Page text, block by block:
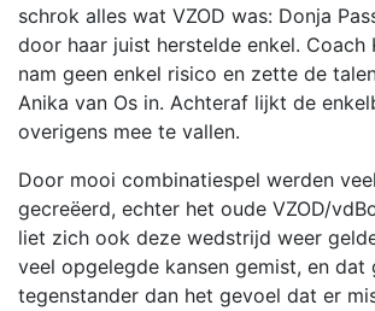
schrok alles wat VZOD was: Donja
door haar juist herstelde enkel. Coach
nam geen enkel risico en zette de
Anika van Os in. Achteraf lijkt de
overigens mee te vallen.
Door mooi combinatiespel werden
gecreëerd, echter het oude VZOD/
liet zich ook deze wedstrijd weer
veel opgelegde kansen gemist, en dat
tegenstander dan het gevoel dat er